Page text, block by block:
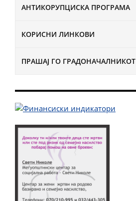
АНТИКОРУПЦИСКА ПРОГРАМА
КОРИСНИ ЛИНКОВИ
ПРАШАЈ ГО ГРАДОНАЧАЛНИКОТ